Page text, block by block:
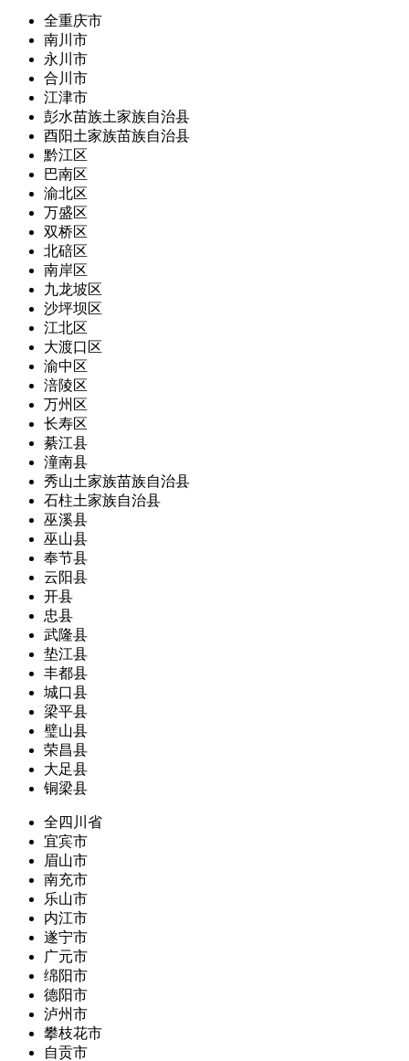
全重庆市
南川市
永川市
合川市
江津市
彭水苗族土家族自治县
酉阳土家族苗族自治县
黔江区
巴南区
渝北区
万盛区
双桥区
北碚区
南岸区
九龙坡区
沙坪坝区
江北区
大渡口区
渝中区
涪陵区
万州区
长寿区
綦江县
潼南县
秀山土家族苗族自治县
石柱土家族自治县
巫溪县
巫山县
奉节县
云阳县
开县
忠县
武隆县
垫江县
丰都县
城口县
梁平县
璧山县
荣昌县
大足县
铜梁县
全四川省
宜宾市
眉山市
南充市
乐山市
内江市
遂宁市
广元市
绵阳市
德阳市
泸州市
攀枝花市
自贡市